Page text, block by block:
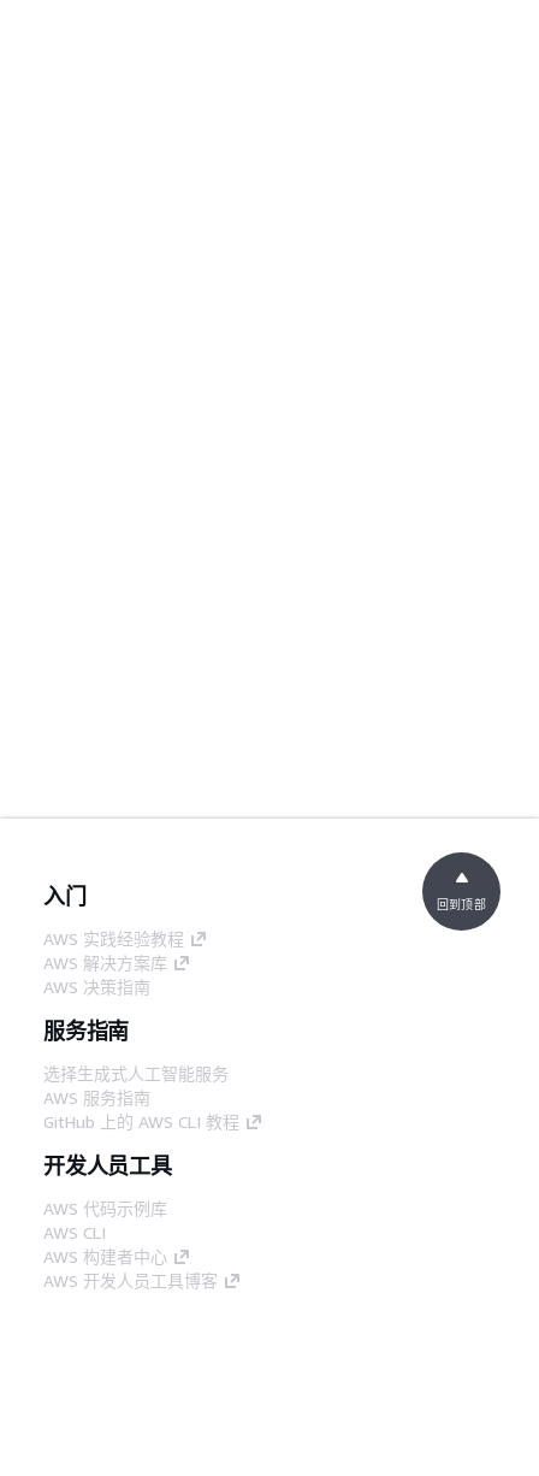
入门
AWS 实践经验教程
AWS 解决方案库
AWS 决策指南
服务指南
选择生成式人工智能服务
AWS 服务指南
GitHub 上的 AWS CLI 教程
开发人员工具
AWS 代码示例库
AWS CLI
AWS 构建者中心
AWS 开发人员工具博客
回到顶部